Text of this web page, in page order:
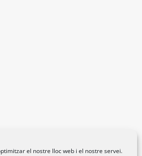
el nostre lloc web i el nostre servei.